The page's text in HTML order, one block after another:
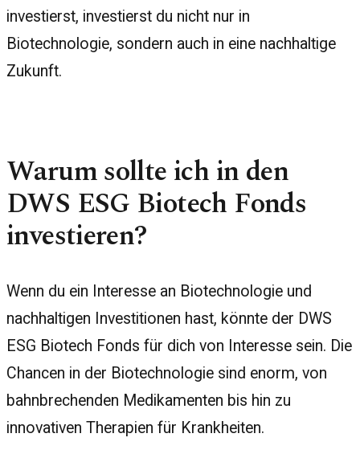
investierst, investierst du nicht nur in
Biotechnologie, sondern auch in eine nachhaltige
Zukunft.
Warum sollte ich in den
DWS ESG Biotech Fonds
investieren?
Wenn du ein Interesse an Biotechnologie und
nachhaltigen Investitionen hast, könnte der DWS
ESG Biotech Fonds für dich von Interesse sein. Die
Chancen in der Biotechnologie sind enorm, von
bahnbrechenden Medikamenten bis hin zu
innovativen Therapien für Krankheiten.